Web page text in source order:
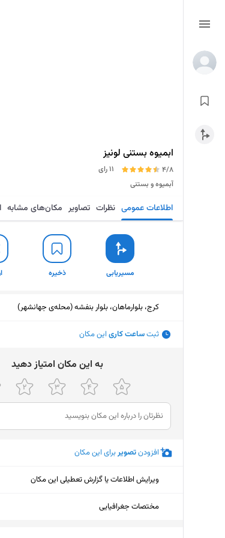
ابمیوه بستنی لونیز
4/8
11 رای
آبمیوه و بستنی
اطلاعات عمومی نظرات تصاویر مکان‌های مشابه
مسیریابی ذخیره
کرج، بلوارماهان، بلوار بنفشه (محله‌ی جهانشهر)
ثبتساعت کاری این مکان
ﺑﻪ اﯾﻦ ﻣﮑﺎن اﻣﺘﯿﺎز دﻫﯿﺪ
افزودنتصویربرای این مکان
ویرایش اطلاعات یا گزارش تعطیلی این مکان
مختصات جغرافیایی